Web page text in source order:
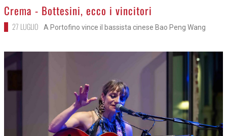
>
Crema - Bottesini, ecco i vincitori
27 LUGLIO A Portofino vince il bassista cinese Bao Peng Wang